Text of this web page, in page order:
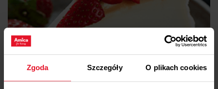
Zgoda Szczegóły O plikach cookies
Instrukcja obsługi Pobierz